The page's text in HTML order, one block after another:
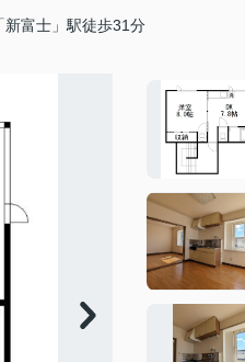
新富士」駅徒歩31分